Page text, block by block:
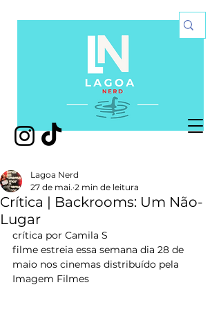
Crítica | Backrooms: Um Não-
Lugar
Lagoa Nerd
27 de mai. 2 min de leitura
crítica por Camila S
filme estreia essa semana dia 28 de
maio nos cinemas distribuído pela
Imagem Filmes